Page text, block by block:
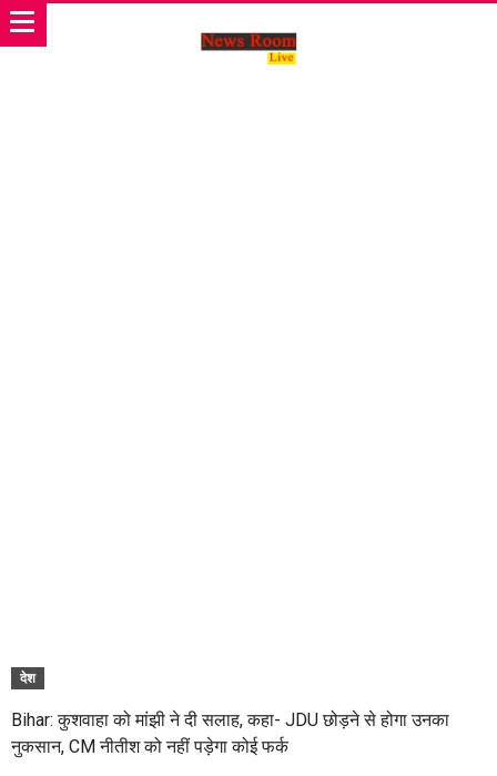
देश
Bihar: कुशवाहा को मांझी ने दी सलाह, कहा- JDU छोड़ने से होगा उनका
नुकसान, CM नीतीश को नहीं पड़ेगा कोई फर्क